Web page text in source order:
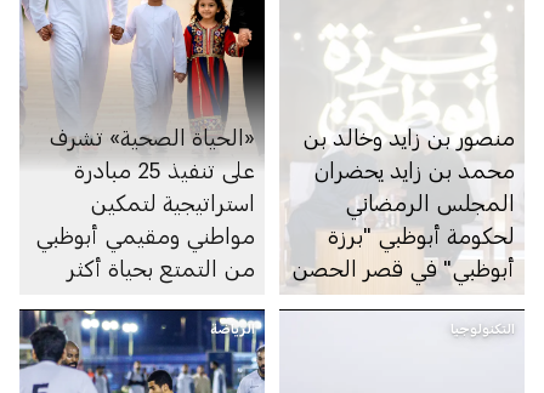
منصور بن زايد وخالد بن
محمد بن زايد يحضران
المجلس الرمضاني
لحكومة أبوظبي "برزة
أبوظبي" في قصر الحصن
«الحياة الصحية» تشرف
على تنفيذ 25 مبادرة
استراتيجية لتمكين
مواطني ومقيمي أبوظبي
من التمتع بحياة أكثر
التكنولوجيا الرياضة